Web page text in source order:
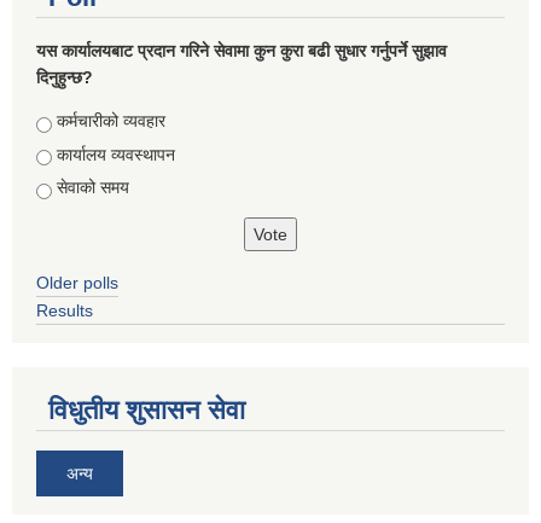
यस कार्यालयबाट प्रदान गरिने सेवामा कुन कुरा बढी सुधार गर्नुपर्ने सुझाव
दिनुहुन्छ?
Choices
कर्मचारीको व्यवहार
कार्यालय व्यवस्थापन
सेवाको समय
Older polls
Results
विधुतीय शुसासन सेवा
अन्य